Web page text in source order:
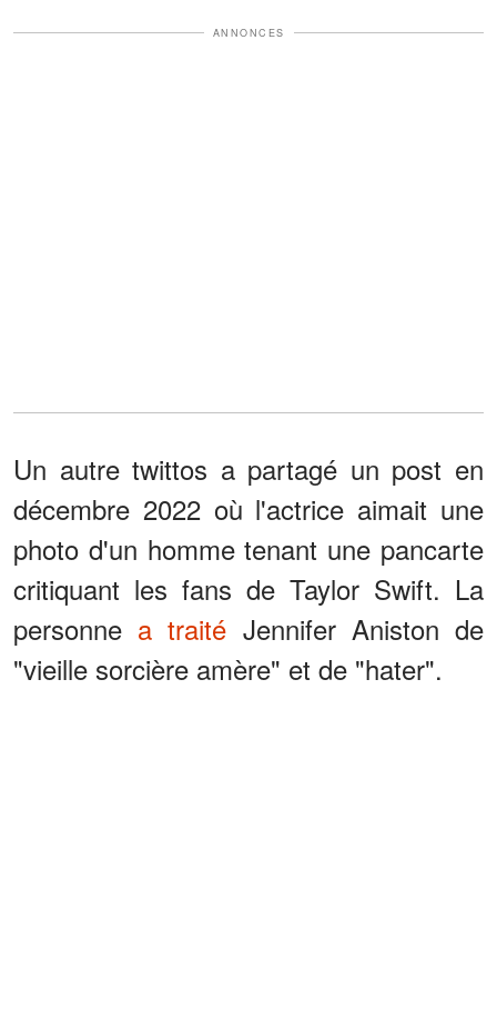
ANNONCES
Un autre twittos a partagé un post en
décembre 2022 où l'actrice aimait une
photo d'un homme tenant une pancarte
critiquant les fans de Taylor Swift. La
personne a traité Jennifer Aniston de
"vieille sorcière amère" et de "hater".